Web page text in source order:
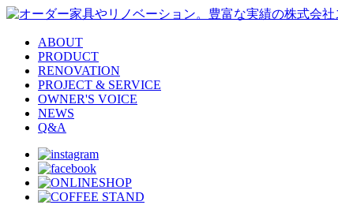
ABOUT
PRODUCT
RENOVATION
PROJECT & SERVICE
OWNER'S VOICE
NEWS
Q&A